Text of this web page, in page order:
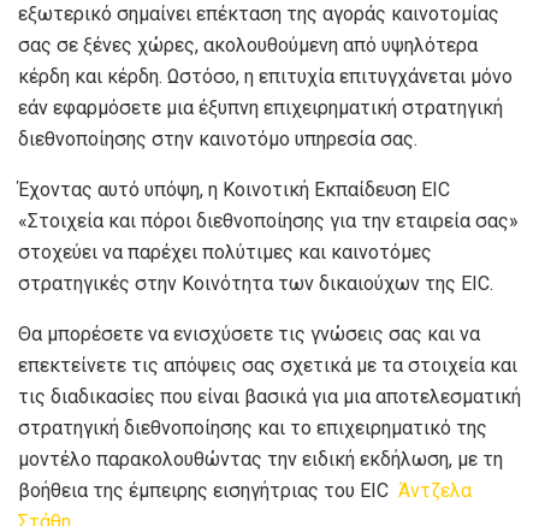
εξωτερικό σημαίνει επέκταση της αγοράς καινοτομίας
σας σε ξένες χώρες, ακολουθούμενη από υψηλότερα
κέρδη και κέρδη. Ωστόσο, η επιτυχία επιτυγχάνεται μόνο
εάν εφαρμόσετε μια έξυπνη επιχειρηματική στρατηγική
διεθνοποίησης στην καινοτόμο υπηρεσία σας.
Έχοντας αυτό υπόψη, η Κοινοτική Εκπαίδευση EIC
«Στοιχεία και πόροι διεθνοποίησης για την εταιρεία σας»
στοχεύει να παρέχει πολύτιμες και καινοτόμες
στρατηγικές στην Κοινότητα των δικαιούχων της EIC.
Θα μπορέσετε να ενισχύσετε τις γνώσεις σας και να
επεκτείνετε τις απόψεις σας σχετικά με τα στοιχεία και
τις διαδικασίες που είναι βασικά για μια αποτελεσματική
στρατηγική διεθνοποίησης και το επιχειρηματικό της
μοντέλο παρακολουθώντας την ειδική εκδήλωση, με τη
βοήθεια της έμπειρης εισηγήτριας του EIC Άντζελα